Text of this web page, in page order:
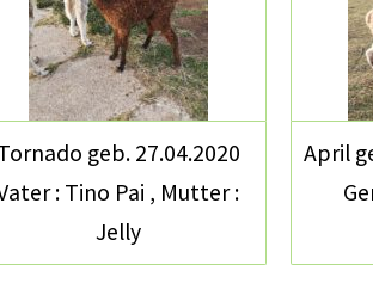
geb. 27.04.2020
: Tino Pai , Mutter :
Jelly
April